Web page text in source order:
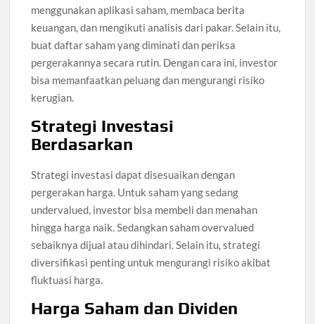
menggunakan aplikasi saham, membaca berita
keuangan, dan mengikuti analisis dari pakar. Selain itu,
buat daftar saham yang diminati dan periksa
pergerakannya secara rutin. Dengan cara ini, investor
bisa memanfaatkan peluang dan mengurangi risiko
kerugian.
Strategi Investasi
Berdasarkan
Strategi investasi dapat disesuaikan dengan
pergerakan harga. Untuk saham yang sedang
undervalued, investor bisa membeli dan menahan
hingga harga naik. Sedangkan saham overvalued
sebaiknya dijual atau dihindari. Selain itu, strategi
diversifikasi penting untuk mengurangi risiko akibat
fluktuasi harga.
Harga Saham dan Dividen